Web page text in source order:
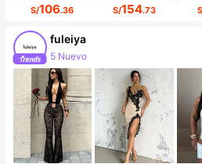
S/106.36 S/154.73
fuleiya
5 Nuevo
Incremento de seguidores de